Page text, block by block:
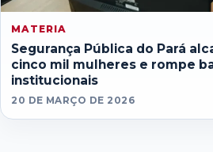
MATERIA
Segurança Pública do Pará
cinco mil mulheres e rompe
institucionais
20 DE MARÇO DE 2026